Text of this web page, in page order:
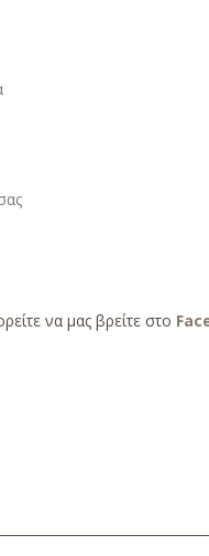
να μας βρείτε στο